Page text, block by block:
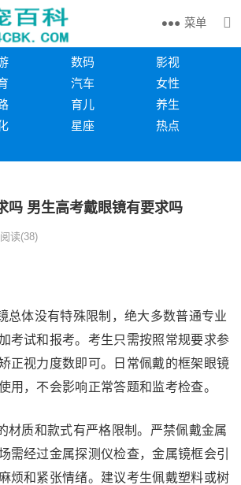
菜单
数码
影视
汽车
女性
育儿
养生
星座
热点
吗 男生高考戴眼镜有要求吗
阅读(38)
总体没有特殊限制，绝大多数普通专业
考试和报考。考生只需按照常规要求参
正视力度数即可。日常佩戴的框架眼镜
用，不会影响正常答题和监考检查。
材质和款式有严格限制。严禁佩戴金属
需经过金属探测仪检查，金属镜框会引
烦和紧张情绪。建议考生佩戴塑料或树